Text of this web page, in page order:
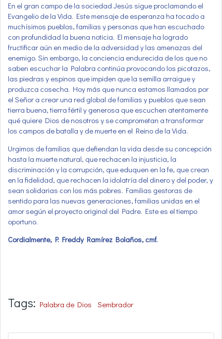
En el gran campo de la sociedad Jesús sigue proclamando el
Evangelio de la Vida. Este mensaje de esperanza ha tocado a
muchísimos pueblos, familias y personas que han escuchado
con profundidad la buena noticia. El mensaje ha logrado
fructificar aún en medio de la adversidad y las amenazas del
enemigo. Sin embargo, la conciencia endurecida de los que no
saben escuchar la Palabra continúa provocando los picotazos,
las piedras y espinos que impiden que la semilla arraigue y
produzca cosecha. Hoy más que nunca estamos llamados por
el Señor a crear una red global de familias y pueblos que sean
tierra buena, tierra fértil y generosa que escuchen atentamente
qué quiere Dios de nosotros y se comprometan a transformar
los campos de batalla y de muerte en el Reino de la Vida.
Urgimos de familias que defiendan la vida desde su concepción
hasta la muerte natural, que rechacen la injusticia, la
discriminación y la corrupción, que eduquen en la fe, que crean
en la fidelidad, que rechacen la idolatría del dinero y del poder, y
sean solidarias con los más pobres. Familias gestoras de
sentido para las nuevas generaciones, familias unidas en el
amor según el proyecto original del Padre. Este es el tiempo
oportuno.
Cordialmente, P. Freddy Ramírez Bolaños, cmf.
Tags: Palabra de Dios Sembrador